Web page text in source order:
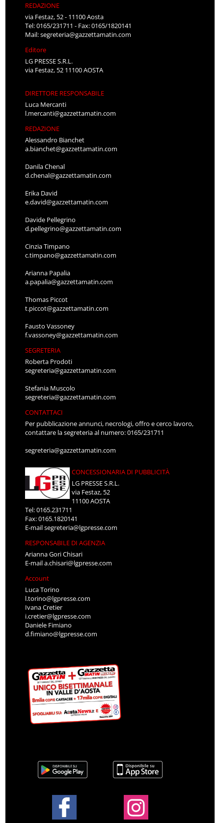
REDAZIONE
via Festaz, 52 - 11100 Aosta
Tel: 0165/231711 - Fax: 0165/1820141
Mail:segreteria@gazzettamatin.com
Editore
LG PRESSE S.R.L.
via Festaz, 52 11100 AOSTA
DIRETTORE RESPONSABILE
Luca Mercanti
l.mercanti@gazzettamatin.com
REDAZIONE
Alessandro Bianchet
a.bianchet@gazzettamatin.com
Danila Chenal
d.chenal@gazzettamatin.com
Erika David
e.david@gazzettamatin.com
Davide Pellegrino
d.pellegrino@gazzettamatin.com
Cinzia Timpano
c.timpano@gazzettamatin.com
Arianna Papalia
a.papalia@gazzettamatin.com
Thomas Piccot
t.piccot@gazzettamatin.com
Fausto Vassoney
f.vassoney@gazzettamatin.com
SEGRETERIA
Roberta Prodoti
segreteria@gazzettamatin.com
Stefania Muscolo
segreteria@gazzettamatin.com
CONTATTACI
Per pubblicazione annunci, necrologi, offro e cerco lavoro,
contattare la segreteria al numero: 0165/231711
segreteria@gazzettamatin.com
CONCESSIONARIA DI PUBBLICITÀ
LG PRESSE S.R.L.
via Festaz, 52
11100 AOSTA
Tel: 0165.231711
Fax: 0165.1820141
E-mailsegreteria@lgpresse.com
RESPONSABILE DI AGENZIA
Arianna Gori Chisari
E-maila.chisari@lgpresse.com
Account
Luca Torino
l.torino@lgpresse.com
Ivana Cretier
i.cretier@lgpresse.com
Daniele Fimiano
d.fimiano@lgpresse.com